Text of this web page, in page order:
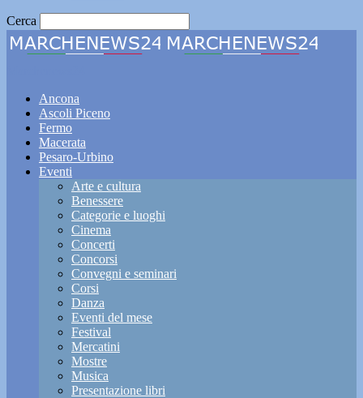
Cerca
Ancona
Ascoli Piceno
Fermo
Macerata
Pesaro-Urbino
Eventi
Arte e cultura
Benessere
Categorie e luoghi
Cinema
Concerti
Concorsi
Convegni e seminari
Corsi
Danza
Eventi del mese
Festival
Mercatini
Mostre
Musica
Presentazione libri